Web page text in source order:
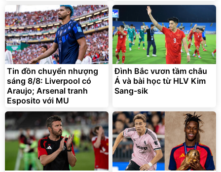
Tin đồn chuyển nhượng
sáng 8/8: Liverpool có
Araujo; Arsenal tranh
Esposito với MU
Đình Bắc vươn tầm châu
Á và bài học từ HLV Kim
Sang-sik